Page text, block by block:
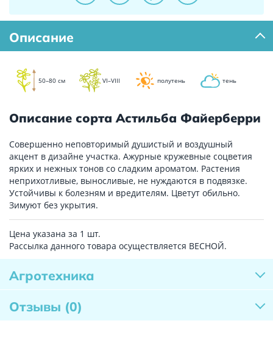
Описание
50–80 см VI–VIII полутень тень
Описание сорта Астильба Файерберри
Совершенно неповторимый душистый и воздушный
акцент в дизайне участка. Ажурные кружевные соцветия
ярких и нежных тонов со сладким ароматом. Растения
неприхотливые, выносливые, не нуждаются в подвязке.
Устойчивы к болезням и вредителям. Цветут обильно.
Зимуют без укрытия.
Цена указана за 1 шт.
Рассылка данного товара осуществляется ВЕСНОЙ.
Агротехника
Отзывы (0)